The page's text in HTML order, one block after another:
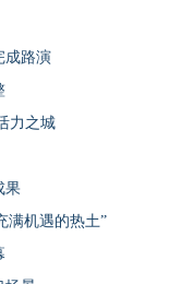
成路演
力之城
果
满机遇的热土”